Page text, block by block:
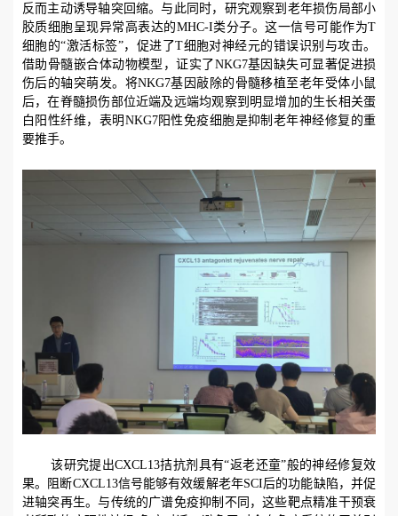
反而主动诱导轴突回缩。与此同时，研究观察到老年损伤局部小
胶质细胞呈现异常高表达的MHC-I类分子。这一信号可能作为T
细胞的“激活标签”，促进了T细胞对神经元的错误识别与攻击。
借助骨髓嵌合体动物模型，证实了NKG7基因缺失可显著促进损
伤后的轴突萌发。将NKG7基因敲除的骨髓移植至老年受体小鼠
后，在脊髓损伤部位近端及远端均观察到明显增加的生长相关蛋
白阳性纤维，表明 NKG7阳性免疫细胞是抑制老年神经修复的重
要推手。
该研究提出CXCL13拮抗剂具有“返老还童”般的神经修复效
果。阻断CXCL13信号能够有效缓解老年SCI后的功能缺陷，并促
进轴突再生。与传统的广谱免疫抑制不同，这些靶点精准干预衰